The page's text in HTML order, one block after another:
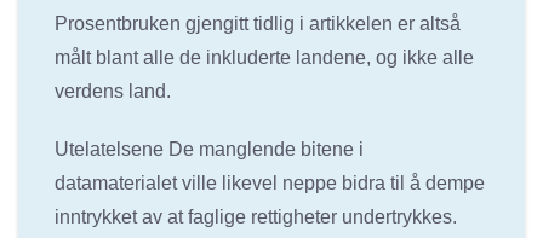
Prosentbruken gjengitt tidlig i artikkelen er altså
målt blant alle de inkluderte landene, og ikke alle
verdens land.
Utelatelsene De manglende bitene i
datamaterialet ville likevel neppe bidra til å dempe
inntrykket av at faglige rettigheter undertrykkes.